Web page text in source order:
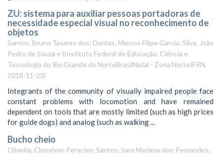
ZU: sistema para auxiliar pessoas portadoras de
necessidade especial visual no reconhecimento de
objetos
Santos, Bruno Tavares dos; Dantas, Marcos Filipe Garcia; Silva, João
Pedro de Souza e (Instituto Federal de Educação, Ciência e
Tecnologia do Rio Grande do NorteBrasilNatal - Zona NorteIFRN,
2018-11-23)
Integrants of the community of visually impaired people face
constant problems with locomotion and have remained
dependent on tools that are mostly limited (such as high prices
for guide dogs) and analog (such as walking ...
Bucho cheio
Oliveira, Clenylson Perycles; Santos, Sara Mariana dos; Fernandes,